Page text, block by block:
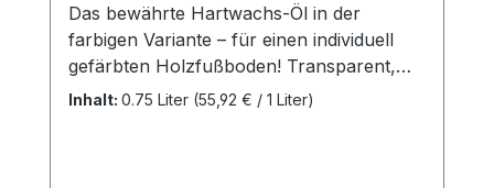
Das bewährte Hartwachs-Öl in der
farbigen Variante – für einen individuell
gefärbten Holzfußboden! Transparent,
seidenmatt, für innenBesonders
Inhalt: 0.75 Liter (55,92 € / 1 Liter)